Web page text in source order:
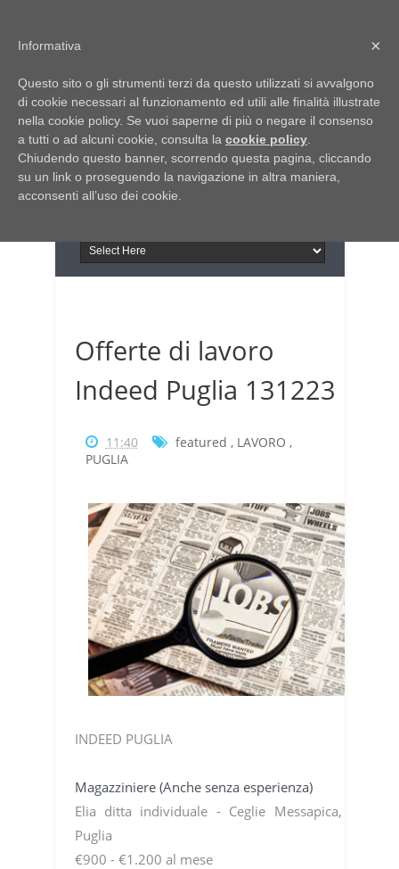
Italia Notizie
Giornale di Basilicata
Giornale di Puglia
INFORMAPUGLIA
Il portale n.1 del lavoro
in Puglia
Offerte di lavoro
Indeed Puglia 131223
11:40 featured , LAVORO ,
PUGLIA
INDEED PUGLIA
Magazziniere (Anche senza esperienza)
Elia ditta individuale - Ceglie Messapica,
Puglia
€900 - €1.200 al mese
×
Informativa
Questo sito o gli strumenti terzi da questo utilizzati si avvalgono
di cookie necessari al funzionamento ed utili alle finalità illustrate
nella cookie policy. Se vuoi saperne di più o negare il consenso
a tutti o ad alcuni cookie, consulta la cookie policy
Chiudendo questo banner, scorrendo questa pagina, cliccando
su un link o proseguendo la navigazione in altra maniera,
acconsenti all’uso dei cookie.